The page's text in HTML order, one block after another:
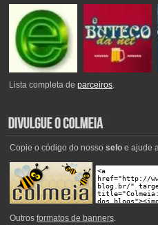
Lista completa deparceiros.
Copie o código do nosso seloe ajude
Outros formatos de banners.